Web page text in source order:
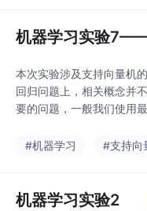
度上升算法的时间复杂
机器学习实验
本次实验涉及支持向量机
回归问题上，相关概念并
要的问题，一般我们使用
超平面不能完全将数据集
#机器学习 #支持向
机器学习实验2